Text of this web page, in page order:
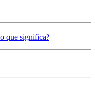
o que significa?